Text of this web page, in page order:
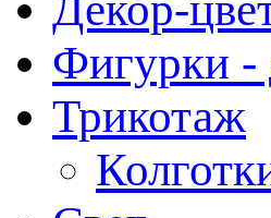
Фигурки -
Трикотаж